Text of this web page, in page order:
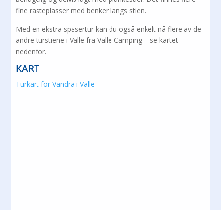
fine rasteplasser med benker langs stien.
Med en ekstra spasertur kan du også enkelt nå flere av de
andre turstiene i Valle fra Valle Camping – se kartet
nedenfor.
KART
Turkart for Vandra i Valle